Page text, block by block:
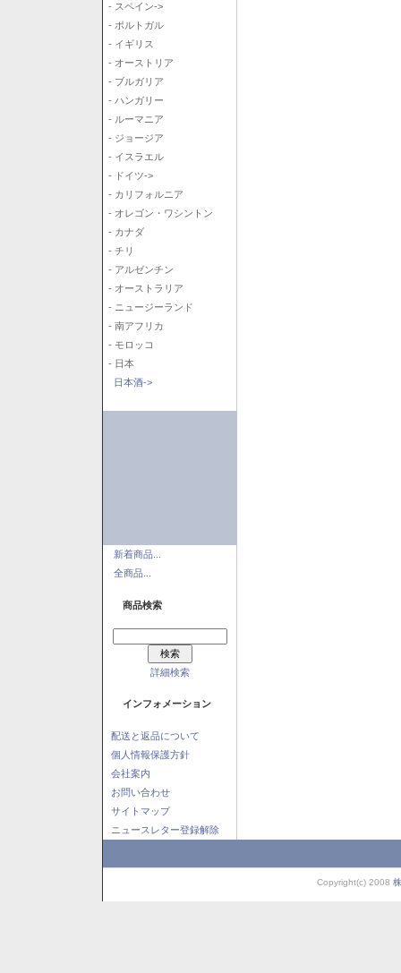
- スペイン->
- ポルトガル
- イギリス
- オーストリア
- ブルガリア
- ハンガリー
- ルーマニア
- ジョージア
- イスラエル
- ドイツ->
- カリフォルニア
- オレゴン・ワシントン
- カナダ
- チリ
- アルゼンチン
- オーストラリア
- ニュージーランド
- 南アフリカ
- モロッコ
- 日本
日本酒->
新着商品...
全商品...
商品検索
詳細検索
インフォメーション
配送と返品について
個人情報保護方針
会社案内
お問い合わせ
サイトマップ
ニュースレター登録解除
Copyright(c) 2008